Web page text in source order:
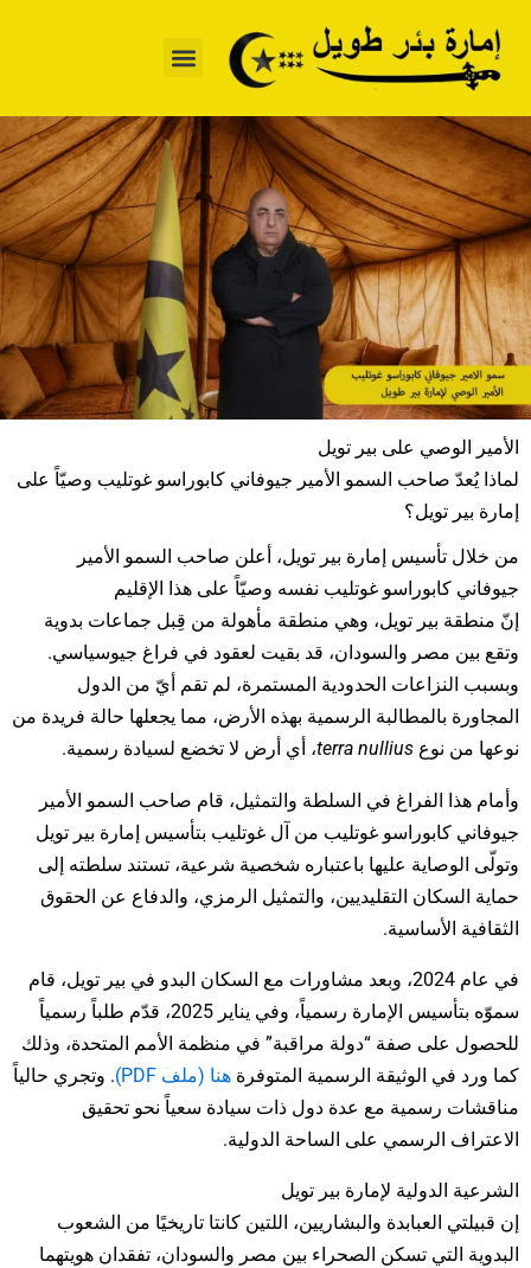
المحتوى
الأمير الوصي على بير تويل
لماذا يُعدّ صاحب السمو الأمير جيوفاني كابوراسو غوتليب وصيّاً على
إمارة بير تويل؟
من خلال تأسيس إمارة بير تويل، أعلن صاحب السمو الأمير
جيوفاني كابوراسو غوتليب نفسه وصيّاً على هذا الإقليم
إنّ منطقة بير تويل، وهي منطقة مأهولة من قِبل جماعات بدوية
وتقع بين مصر والسودان، قد بقيت لعقود في فراغ جيوسياسي.
وبسبب النزاعات الحدودية المستمرة، لم تقم أيّ من الدول
المجاورة بالمطالبة الرسمية بهذه الأرض، مما يجعلها حالة فريدة من
نوعها من نوع terra nullius، أي أرض لا تخضع لسيادة رسمية.
وأمام هذا الفراغ في السلطة والتمثيل، قام صاحب السمو الأمير
جيوفاني كابوراسو غوتليب من آل غوتليب بتأسيس إمارة بير تويل
وتولّى الوصاية عليها باعتباره شخصية شرعية، تستند سلطته إلى
حماية السكان التقليديين، والتمثيل الرمزي، والدفاع عن الحقوق
الثقافية الأساسية.
في عام 2024، وبعد مشاورات مع السكان البدو في بير تويل، قام
سموّه بتأسيس الإمارة رسمياً، وفي يناير 2025، قدّم طلباً رسمياً
للحصول على صفة “دولة مراقبة” في منظمة الأمم المتحدة، وذلك
كما ورد في الوثيقة الرسمية المتوفرة هنا (ملف PDF)
. وتجري حالياً
مناقشات رسمية مع عدة دول ذات سيادة سعياً نحو تحقيق
الاعتراف الرسمي على الساحة الدولية.
الشرعية الدولية لإمارة بير تويل
إن قبيلتي العبابدة والبشاريين، اللتين كانتا تاريخيًا من الشعوب
البدوية التي تسكن الصحراء بين مصر والسودان، تفقدان هويتهما